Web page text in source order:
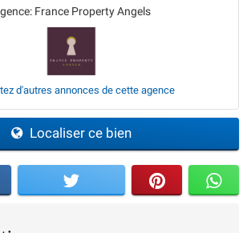
France Property Angels
d'autres annonces de cette agence
Localiser ce bien